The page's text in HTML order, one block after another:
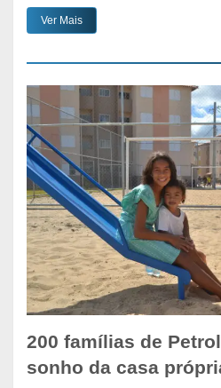
Ver Mais
200 famílias de
sonho da casa